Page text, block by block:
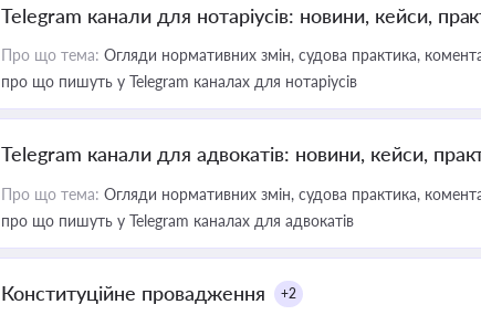
Telegram канали для нотаріусів: новини, кейси,
Про що тема: Огляди нормативних змін, судова практика,
про що пишуть у Telegram каналах для нотаріусів
Telegram канали для адвокатів: новини, кейси,
Про що тема: Огляди нормативних змін, судова практика,
про що пишуть у Telegram каналах для адвокатів
Конституційне провадження +2